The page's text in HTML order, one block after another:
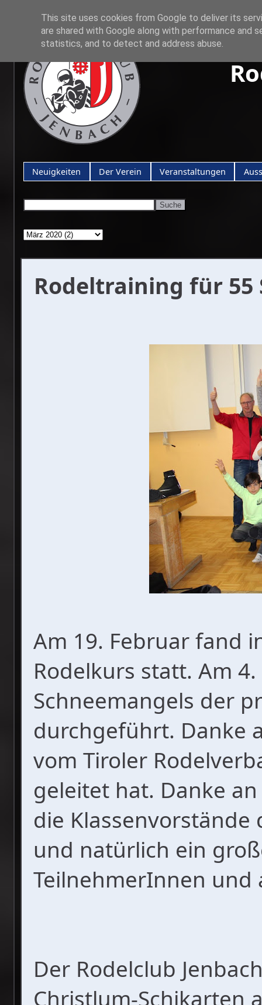
Neuigkeiten Der Verein Veranstaltungen
Rodeltraining für 55
Am 19. Februar fand
Rodelkurs statt. Am
Schneemangels der
durchgeführt. Danke
vom Tiroler
geleitet hat. Danke
die
und natürlich ein
TeilnehmerInnen und
Der Rodelclub
Christlum-Schikarten
This site uses cookies from Google to deliver its
are shared with Google along with performance and
statistics, and to detect and address abuse.